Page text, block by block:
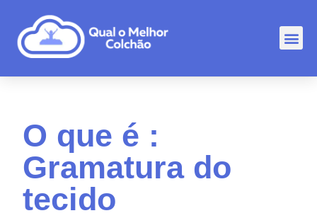
O que é :
Gramatura do
tecido